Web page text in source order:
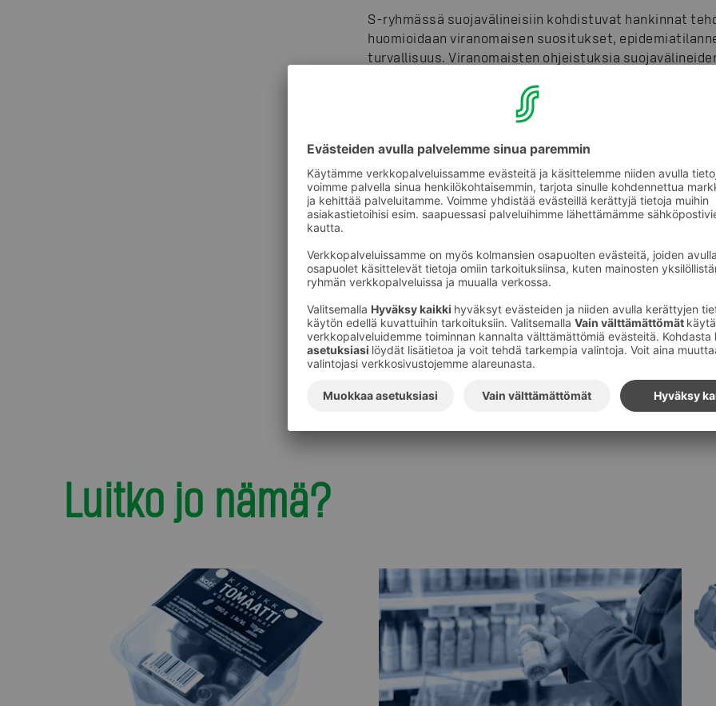
S-ryhmässä suojavälineisiin kohdistuvat hankinnat
huomioidaan viranomaisen suositukset,
turvallisuus. Viranomaisten ohjeistuksia
mukaan hengityssuojainten käyttöä suositellaan vain
koronavirukseen sairastuneen potilaan
Katso kymmenen kohdan muistilista fiksuun kauppa-
Kuvat:Leena Koskela
Tilaa S-ryhmän tiedotteet
Luitko jo nämä?